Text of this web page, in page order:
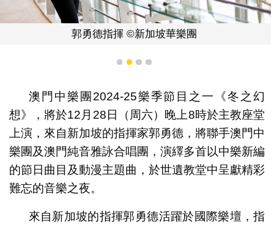
郭勇德指揮 ©新加坡華樂團
1 2 3 4
澳門中樂團2024-25樂季節目之一《冬之幻
想》，將於12月28日（周六）晚上8時於主教座堂
上演，來自新加坡的指揮家郭勇德，將聯手澳門中
樂團及澳門純音雅詠合唱團，演繹多首以中樂新編
的節日曲目及動漫主題曲，於世遺教堂中呈獻精彩
難忘的音樂之夜。
來自新加坡的指揮郭勇德活躍於國際樂壇，指